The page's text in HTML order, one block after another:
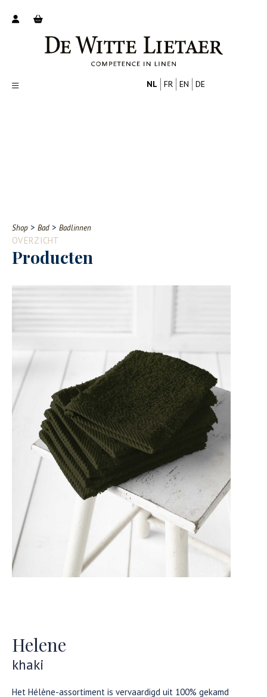
Contact
NL FR EN DE
Shop > Bad > Badlinnen
OVERZICHT
Producten
Helene
khaki
Het Hélène-assortiment is vervaardigd uit 100% gekamd